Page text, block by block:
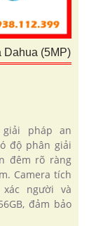
Dahua (5MP)
giải pháp an
độ phân giải
đêm rõ ràng
Camera tích
người và
đảm bảo